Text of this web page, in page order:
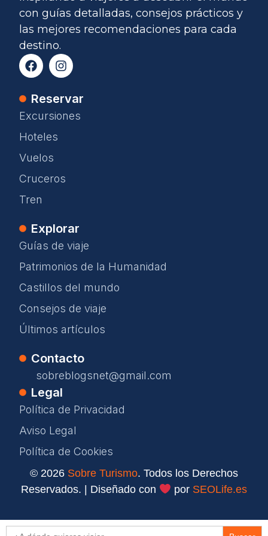
con guías detalladas, consejos prácticos y
las mejores recomendaciones para cada
destino.
Reservar
Excursiones
Hoteles
Vuelos
Cruceros
Tren
Explorar
Guías de viaje
Patrimonios de la Humanidad
Castillos del mundo
Consejos de viaje
Últimos artículos
Contacto
sobreblogsnet@gmail.com
Legal
Política de Privacidad
Aviso Legal
Política de Cookies
© 2026 Sobre Turismo. Todos los Derechos
Reservados. | Diseñado con
por SEOLife.es
Buscar: